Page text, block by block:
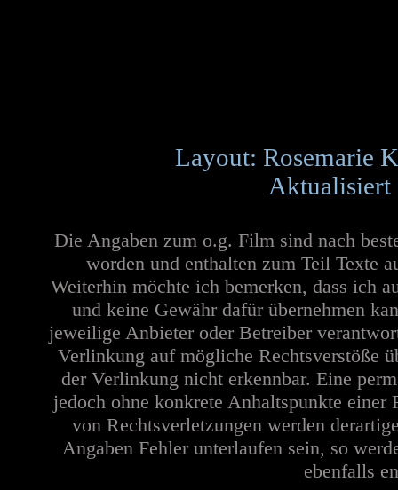
Layout: Rosemarie
Aktualisiert
Die Angaben zum o.g. Film sind nach
worden und enthalten zum Teil Texte
Weiterhin möchte ich bemerken, dass ich
und keine Gewähr dafür übernehmen
jeweilige Anbieter oder Betreiber
Verlinkung auf mögliche Rechtsverstöße
der Verlinkung nicht erkennbar. Eine
jedoch ohne konkrete Anhaltspunkte
von Rechtsverletzungen werden
Angaben Fehler unterlaufen sein, so
ebenfalls